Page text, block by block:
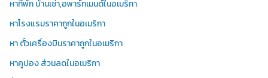
หาที่พัก บ้านเช่า,อพาร์ทเมนต์ในอเมริกา
หาโรงแรมราคาถูกในอเมริกา
หา ตั๋วเครื่องบินราคาถูกในอเมริกา
หาคูปอง ส่วนลดในอเมริกา